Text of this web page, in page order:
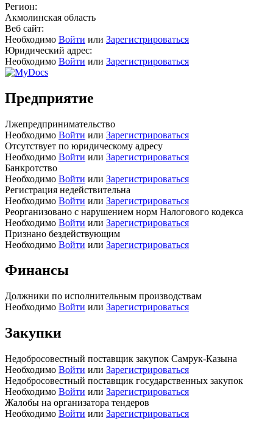
Регион:
Акмолинская область
Веб сайт:
Необходимо Войти или Зарегистрироваться
Юридический адрес:
Необходимо Войти или Зарегистрироваться
Предприятие
Лжепредпринимательство
Необходимо Войти или Зарегистрироваться
Отсутствует по юридическому адресу
Необходимо Войти или Зарегистрироваться
Банкротство
Необходимо Войти или Зарегистрироваться
Регистрация недействительна
Необходимо Войти или Зарегистрироваться
Реорганизовано с нарушением норм Налогового кодекса
Необходимо Войти или Зарегистрироваться
Признано бездействующим
Необходимо Войти или Зарегистрироваться
Финансы
Должники по исполнительным производствам
Необходимо Войти или Зарегистрироваться
Закупки
Недобросовестный поставщик закупок Самрук-Казына
Необходимо Войти или Зарегистрироваться
Недобросовестный поставщик государственных закупок
Необходимо Войти или Зарегистрироваться
Жалобы на организатора тендеров
Необходимо Войти или Зарегистрироваться